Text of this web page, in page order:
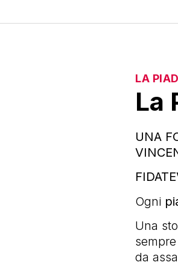
LA
La
UNA
Ogni
Una
da